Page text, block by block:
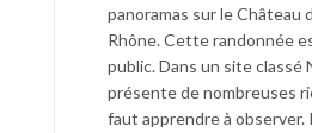
panoramas sur le Château
Rhône. Cette randonnée
public. Dans un site classé
présente de nombreuses
faut apprendre à